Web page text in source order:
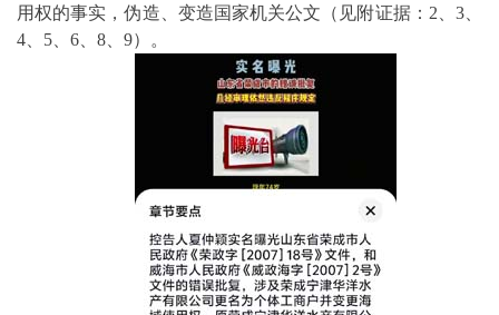
用权的事实，伪造、变造国家机关公文（见附证据：2、3、
4、5、6、8、9）。